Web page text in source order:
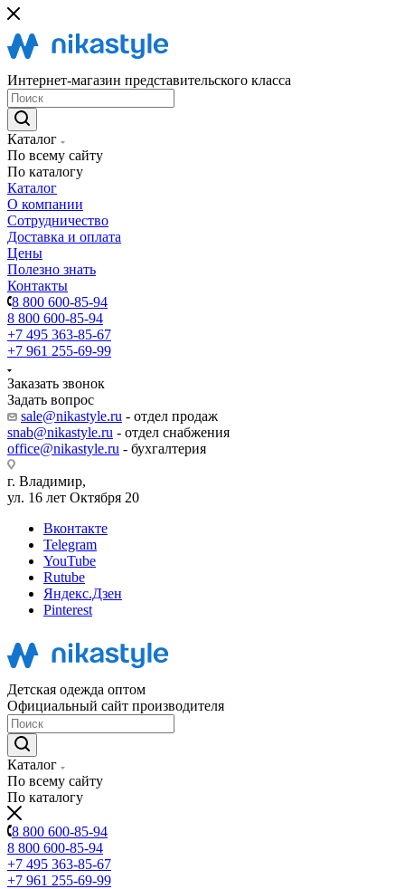
Интернет-магазин представительского класса
Каталог
По всему сайту
По каталогу
Каталог
О компании
Сотрудничество
Доставка и оплата
Цены
Полезно знать
Контакты
8 800 600-85-94
8 800 600-85-94
+7 495 363-85-67
+7 961 255-69-99
Заказать звонок
Задать вопрос
sale@nikastyle.ru - отдел продаж
snab@nikastyle.ru - отдел снабжения
office@nikastyle.ru - бухгалтерия
г. Владимир,
ул. 16 лет Октября 20
Вконтакте
Telegram
YouTube
Rutube
Яндекс.Дзен
Pinterest
Детская одежда оптом
Официальный сайт производителя
Каталог
По всему сайту
По каталогу
8 800 600-85-94
8 800 600-85-94
+7 495 363-85-67
+7 961 255-69-99